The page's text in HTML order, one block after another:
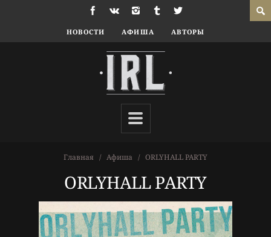
НОВОСТИ АФИША АВТОРЫ
Главная Афиша ORLYHALL PARTY
ORLYHALL PARTY